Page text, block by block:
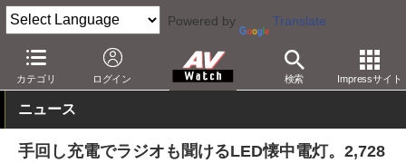
Powered by Translate
カテゴリ ログイン 検索 Impressサイト
AV Watch 製品 ラジカセ/ラジオ
ニュース
手回し充電でラジオも聞けるLED懐中電灯。2,728